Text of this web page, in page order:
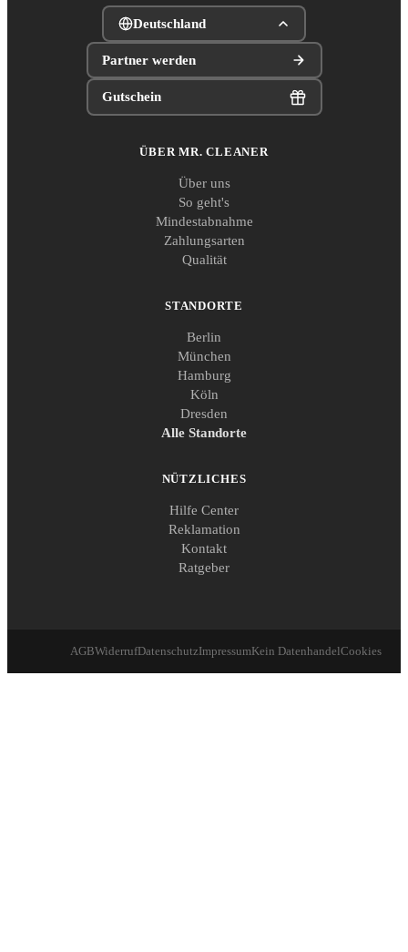
Deutschland
Partner werden
Gutschein
ÜBER MR. CLEANER
Über uns
So geht's
Mindestabnahme
Zahlungsarten
Qualität
STANDORTE
Berlin
München
Hamburg
Köln
Dresden
Alle Standorte
NÜTZLICHES
Hilfe Center
Reklamation
Kontakt
Ratgeber
AGBWiderrufDatenschutzImpressumKein DatenhandelCookies